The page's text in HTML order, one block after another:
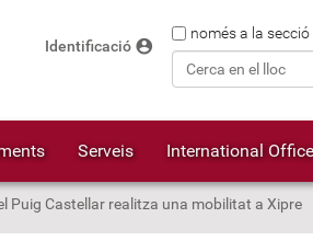
Cercanomés a la secció
Identificació account_circle
Serveis International Office
Puig Castellar realitza una mobilitat a Xipre